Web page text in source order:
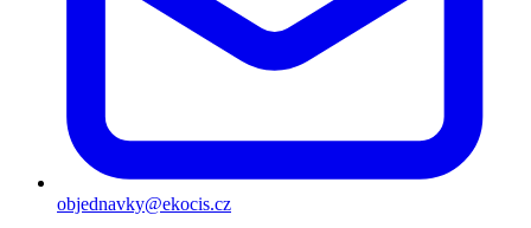
objednavky@ekocis.cz